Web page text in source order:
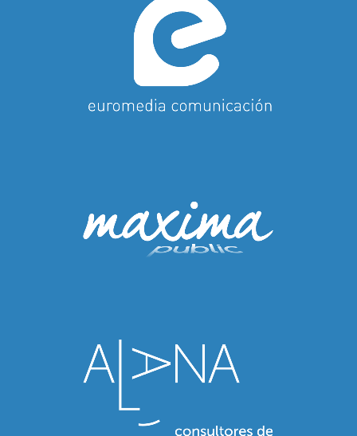
Euromedia
Comunicación
Maxima Public